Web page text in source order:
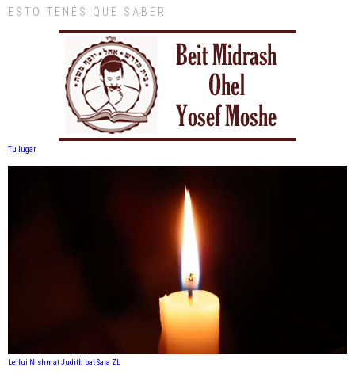
ESTO TENÉS QUE SABER
Tu lugar
Leilui Nishmat Judith bat Sara ZL